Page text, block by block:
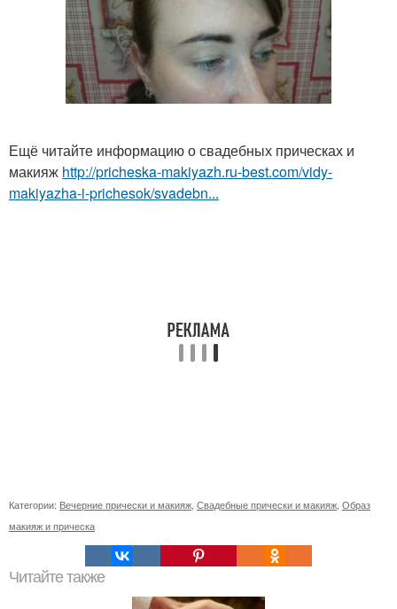
Ещё читайте информацию о свадебных прическах и
макияж http://pricheska-makiyazh.ru-best.com/vidy-
makiyazha-i-prichesok/svadebn...
Категории: Вечерние прически и макияж, Свадебные прически и макияж, Образ
макияж и прическа
Читайте также